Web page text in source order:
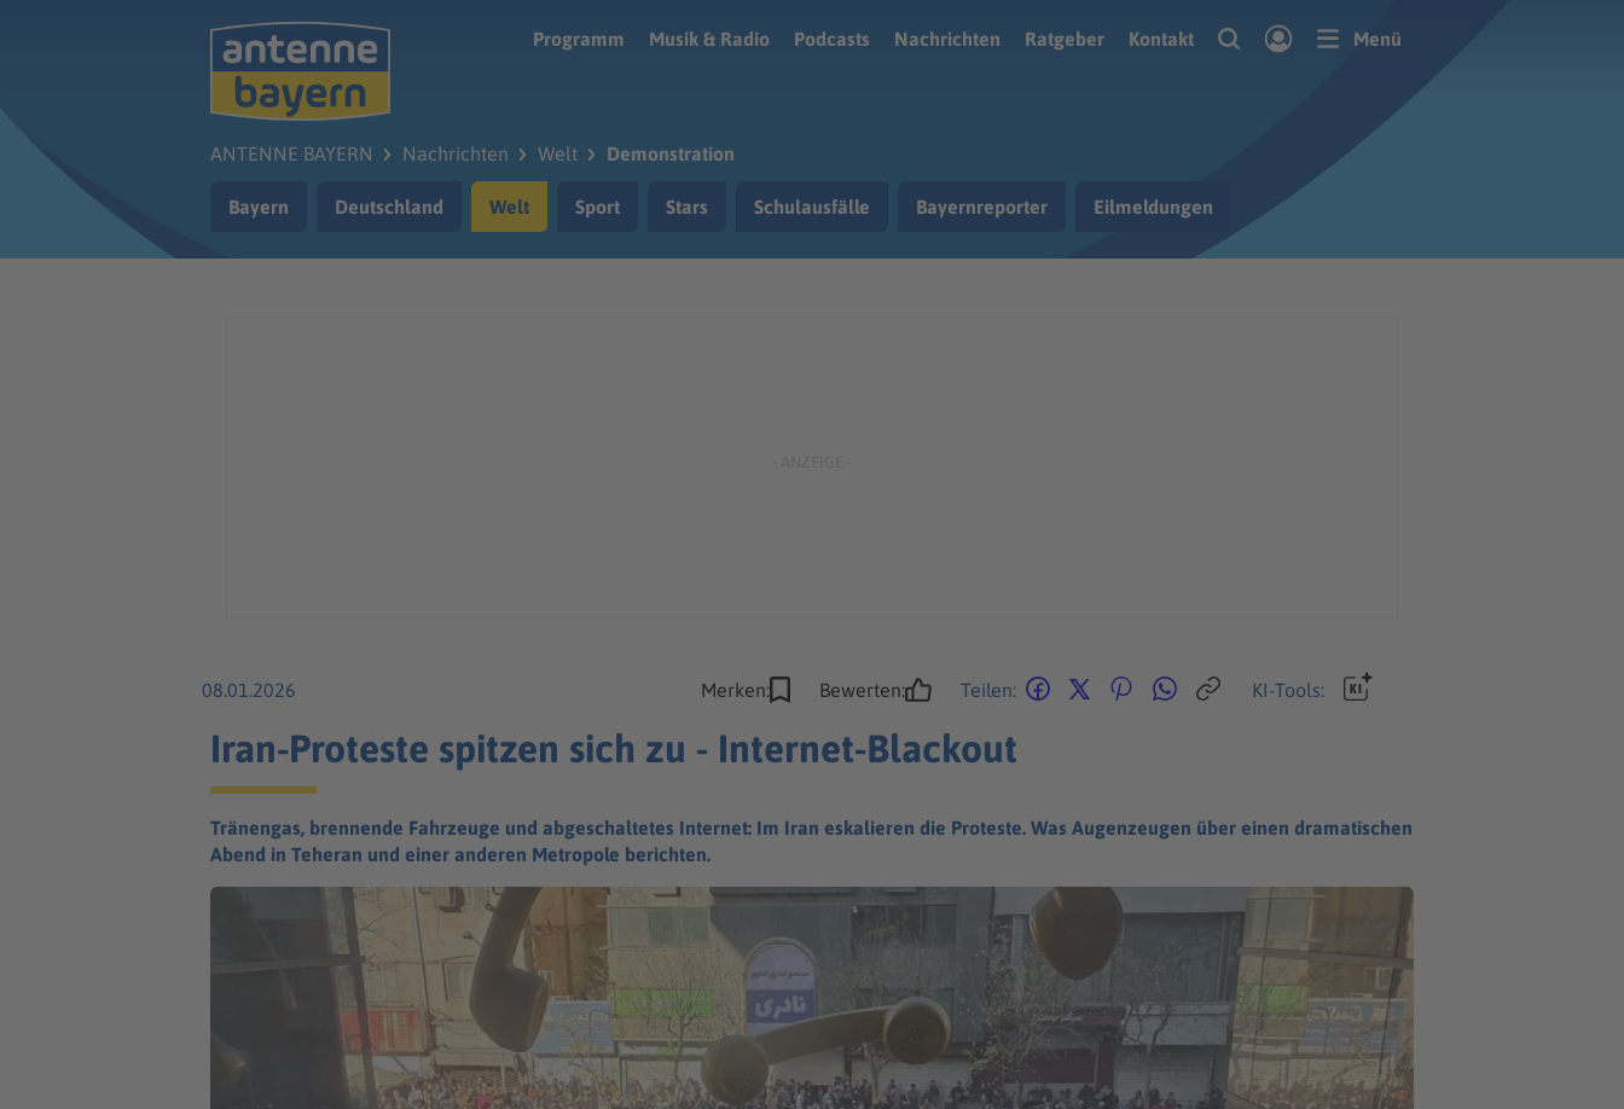
Programm
Musik & Radio Podcasts Nachrichten Ratgeber Kontakt Menü
ANTENNE BAYERN Nachrichten Welt Demonstration
Bayern Deutschland Welt Sport Stars Schulausfälle Bayernreporter Eilmeldungen
08.01.2026 Merken: Bewerten: Teilen: KI-Tools:
Iran-Proteste spitzen sich zu - Internet-Blackout
Tränengas, brennende Fahrzeuge und abgeschaltetes Internet: Im Iran eskalieren die Proteste. Was Augenzeugen über einen dramatischen
Abend in Teheran und einer anderen Metropole berichten.